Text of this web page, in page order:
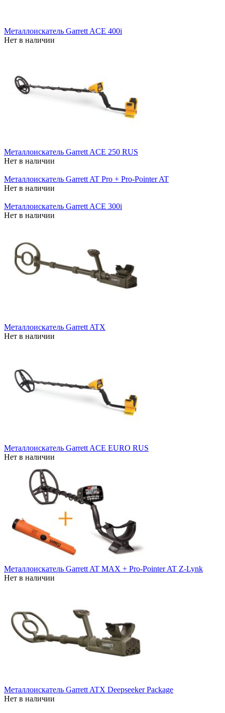
Металлоискатель Garrett ACE 400i
Нет в наличии
Металлоискатель Garrett ACE 250 RUS
Нет в наличии
Металлоискатель Garrett AT Pro + Pro-Pointer AT
Нет в наличии
Металлоискатель Garrett ACE 300i
Нет в наличии
Металлоискатель Garrett ATX
Нет в наличии
Металлоискатель Garrett ACE EURO RUS
Нет в наличии
Металлоискатель Garrett AT MAX + Pro-Pointer AT Z-Lynk
Нет в наличии
Металлоискатель Garrett ATX Deepseeker Package
Нет в наличии